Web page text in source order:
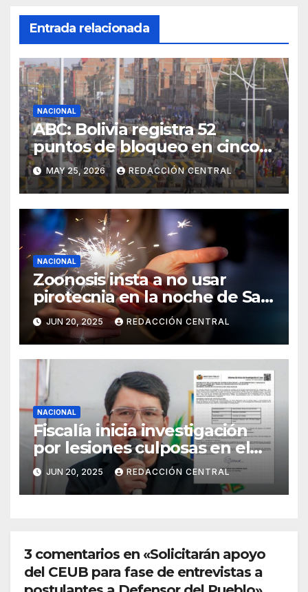
Entrada relacionada
NACIONAL
ABC: Bolivia registra 52
puntos de bloqueo en cinco
departamentos
MAY 25, 2026 REDACCIÓN CENTRAL
NACIONAL
Zoonosis insta a no usar
pirotecnia en la noche de San
Juan
JUN 20, 2025 REDACCIÓN CENTRAL
NACIONAL
Fiscalía inicia investigación
por lesiones culposas en el
caso del gobernador
chuquisaqueño Damián
Condori
JUN 20, 2025 REDACCIÓN CENTRAL
3 comentarios en «Solicitarán apoyo
del CEUB para fase de entrevistas a